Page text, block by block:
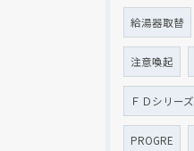
給湯器取替
注意喚起
ＦＤシリーズ
PROGRE